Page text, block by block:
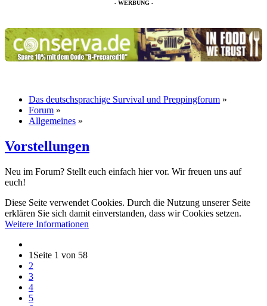
- WERBUNG -
Das deutschsprachige Survival und Preppingforum »
Forum »
Allgemeines »
Vorstellungen
Neu im Forum? Stellt euch einfach hier vor. Wir freuen uns auf
euch!
Diese Seite verwendet Cookies. Durch die Nutzung unserer Seite
erklären Sie sich damit einverstanden, dass wir Cookies setzen.
Weitere Informationen
1 Seite 1 von 58
2
3
4
5